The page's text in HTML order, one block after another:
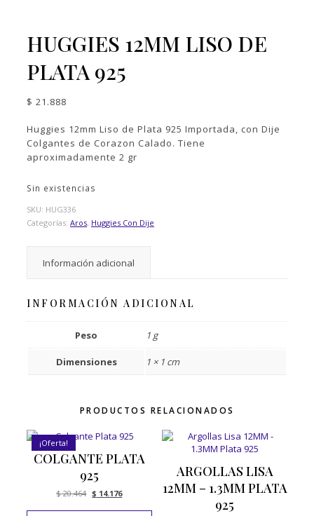
HUGGIES 12MM LISO DE
PLATA 925
$ 21.888
Huggies 12mm Liso de Plata 925 Importada, con Dije
Colgantes de Corazon Calado. Tiene
aproximadamente 2 gr
Sin existencias
SKU: HUG336
Categorías: Aros, Huggies Con Dije
Información adicional
INFORMACIÓN ADICIONAL
Peso 1 g
Dimensiones 1 × 1 cm
PRODUCTOS RELACIONADOS
¡Oferta!
COLGANTE PLATA
925
$20.464 El
original
$ 14.176El
actual
ARGOLLAS LISA
12MM – 1.3MM PLATA
925